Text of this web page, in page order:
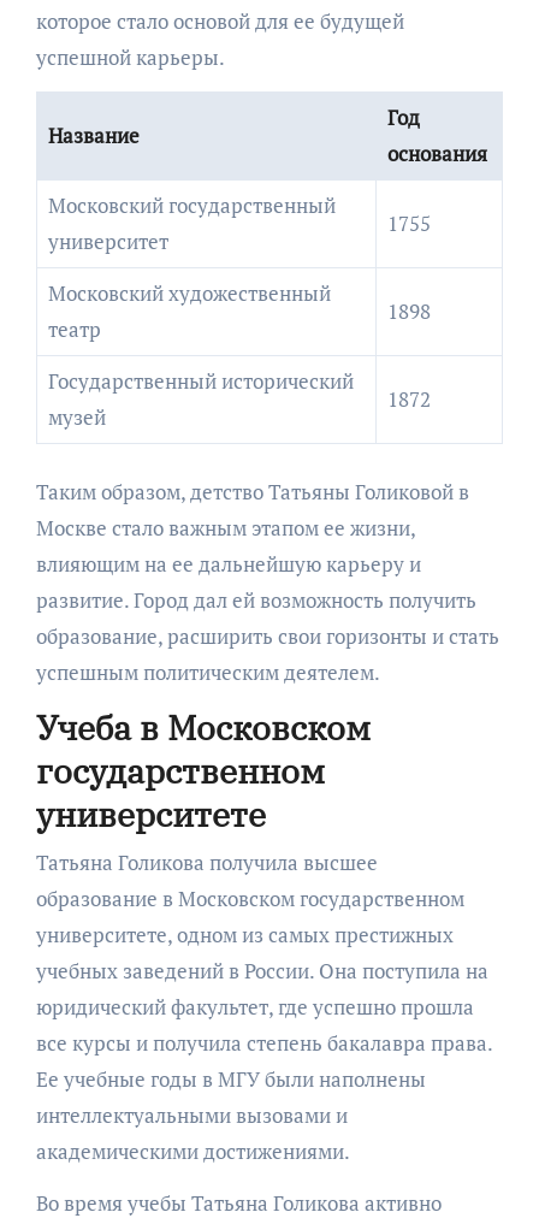
которое стало основой для ее будущей
успешной карьеры.
Название
Год
основания
Московский государственный
университет
1755
Московский художественный
театр
1898
Государственный исторический
музей
1872
Таким образом, детство Татьяны Голиковой в
Москве стало важным этапом ее жизни,
влияющим на ее дальнейшую карьеру и
развитие. Город дал ей возможность получить
образование, расширить свои горизонты и стать
успешным политическим деятелем.
Учеба в Московском
государственном
университете
Татьяна Голикова получила высшее
образование в Московском государственном
университете, одном из самых престижных
учебных заведений в России. Она поступила на
юридический факультет, где успешно прошла
все курсы и получила степень бакалавра права.
Ее учебные годы в МГУ были наполнены
интеллектуальными вызовами и
академическими достижениями.
Во время учебы Татьяна Голикова активно